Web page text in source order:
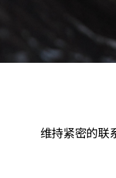
维持紧密的联